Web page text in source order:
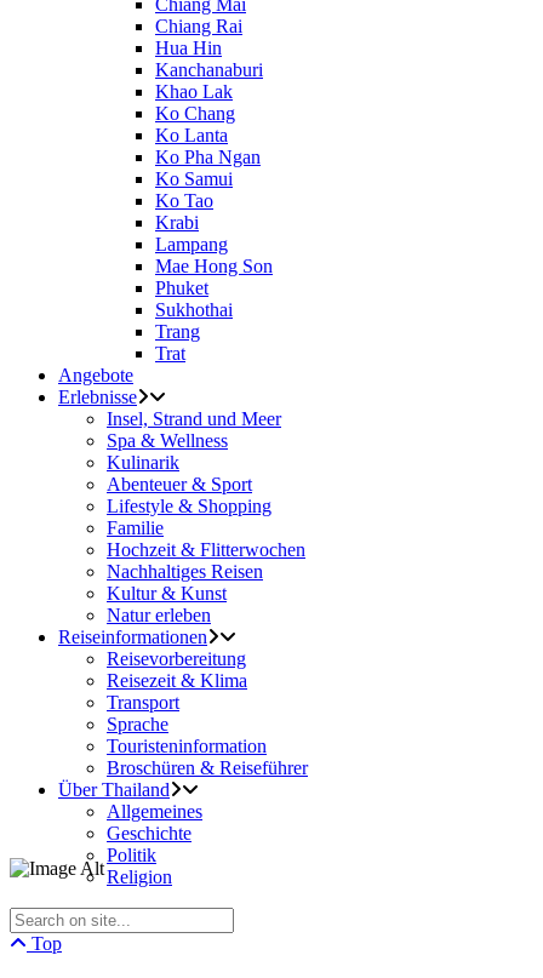
Chiang Mai
Chiang Rai
Hua Hin
Kanchanaburi
Khao Lak
Ko Chang
Ko Lanta
Ko Pha Ngan
Ko Samui
Ko Tao
Krabi
Lampang
Mae Hong Son
Phuket
Sukhothai
Trang
Trat
Angebote
Erlebnisse
Insel, Strand und Meer
Spa & Wellness
Kulinarik
Abenteuer & Sport
Lifestyle & Shopping
Familie
Hochzeit & Flitterwochen
Nachhaltiges Reisen
Kultur & Kunst
Natur erleben
Reiseinformationen
Reisevorbereitung
Reisezeit & Klima
Transport
Sprache
Touristeninformation
Broschüren & Reiseführer
Über Thailand
Allgemeines
Geschichte
Politik
Religion
Top